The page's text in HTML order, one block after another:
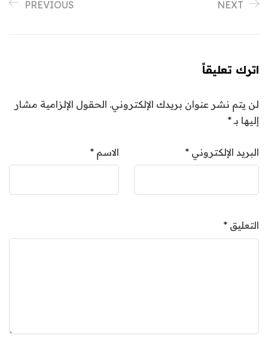
PREVIOUS NEXT
اترك تعليقاً
لن يتم نشر عنوان بريدك الإلكتروني. الحقول الإلزامية مشار
إليها بـ*
الاسم * البريد الإلكتروني *
التعليق *